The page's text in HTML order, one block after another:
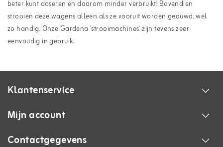
beter kunt doseren en daarom minder verbruikt! Bovendien
strooien deze wagens alleen als ze vooruit worden geduwd, wel
zo handig. Onze Gardena 'strooimachines' zijn tevens zeer
eenvoudig in gebruik.
Klantenservice
Mijn account
Contactgegevens